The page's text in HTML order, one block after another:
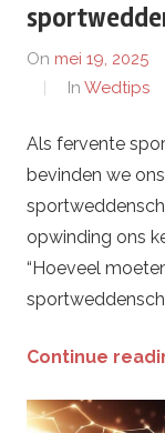
On mei 19, 2025
In Wedtips
Als fervente
bevinden we
opwinding ons
“Hoeveel
Continue